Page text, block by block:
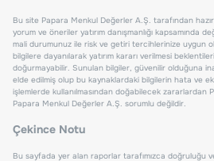
Bu site Papara Menkul Değerler A.Ş. tarafından
yorum ve öneriler yatırım danışmanlığı kapsamında
mali durumunuz ile risk ve getiri tercihlerinize uygun
bilgilere dayanılarak yatırım kararı verilmesi
doğurmayabilir. Sunulan bilgiler, güvenilir olduğuna
elde edilmiş olup bu kaynaklardaki bilgilerin hata ve
işlemlerde kullanılmasından doğabilecek zararlardan
Papara Menkul Değerler A.Ş. sorumlu değildir.
Çekince Notu
Bu sayfada yer alan raporlar tarafımızca doğruluğu